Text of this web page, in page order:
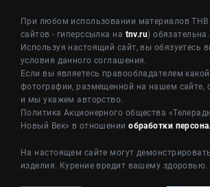
При любом использовании материалов ТНВ
сайтов - гиперссылка на tnv.ru) обязательна.
Используя настоящий сайт, вы обязуетесь
условия данного соглашения.
Если вы являетесь правообладателем
фотографии, размещенной на нашем сайте,
и мы укажем авторство.
Политика Акционерного общества
Новый Век» в отношенииобработки
На настоящем сайте могут
изделия. Курение вредит вашему здоровью.